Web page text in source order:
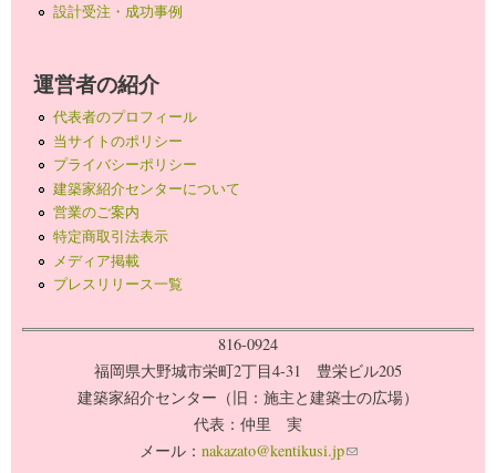
設計受注・成功事例
運営者の紹介
代表者のプロフィール
当サイトのポリシー
プライバシーポリシー
建築家紹介センターについて
営業のご案内
特定商取引法表示
メディア掲載
プレスリリース一覧
816-0924
福岡県大野城市栄町2丁目4-31 豊栄ビル205
建築家紹介センター（旧：施主と建築士の広場）
代表：仲里 実
メール： nakazato@kentikusi.jp(link sends e-mail)